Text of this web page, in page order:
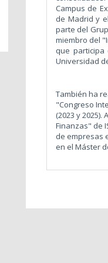
Campus de
de Madrid y
parte del
miembro del
que
Universidad
También ha
"Congreso
(2023 y
Finanzas" de
de empresas
en el Máster